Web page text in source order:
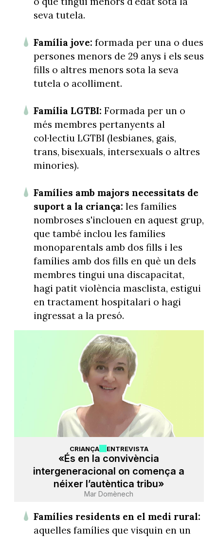
seva tutela.
Família jove: formada per una o dues
persones menors de 29 anys i els seus
fills o altres menors sota la seva
tutela o acolliment.
Família LGTBI: Formada per un o
més membres pertanyents al
col·lectiu LGTBI (lesbianes, gais,
trans, bisexuals, intersexuals o altres
minories).
Famílies amb majors necessitats de
suport a la criança: les famílies
nombroses s'inclouen en aquest grup,
que també inclou les famílies
monoparentals amb dos fills i les
famílies amb dos fills en què un dels
membres tingui una discapacitat,
hagi patit violència masclista, estigui
en tractament hospitalari o hagi
ingressat a la presó.
CRIANÇA ENTREVISTA
«És en la convivència
intergeneracional on comença a
néixer l’autèntica tribu»
Mar Domènech
Famílies residents en el medi rural:
aquelles famílies que visquin en un